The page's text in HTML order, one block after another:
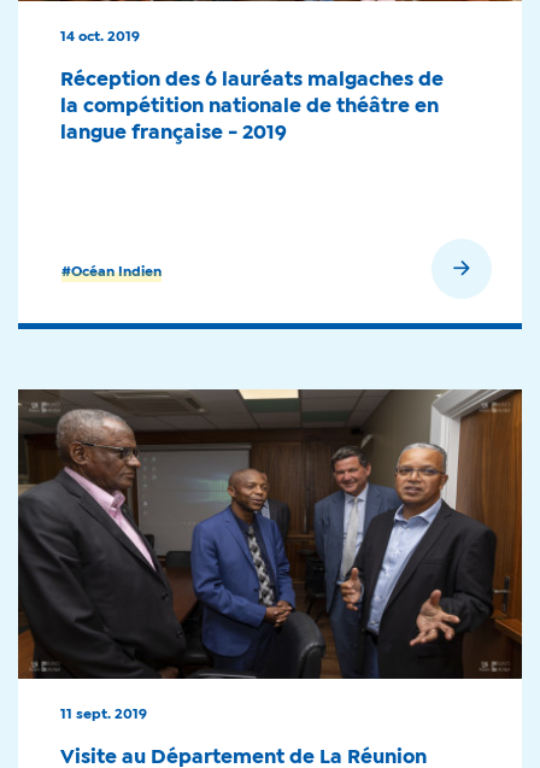
#Océan Indien
14 oct. 2019
Réception des 6 lauréats malgaches de
la compétition nationale de théâtre en
langue française - 2019
11 sept. 2019
Visite au Département de La Réunion